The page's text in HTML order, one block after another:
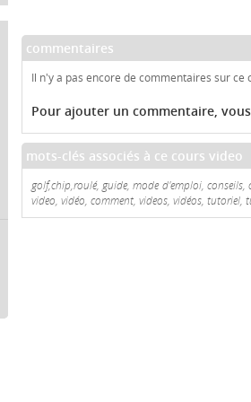
commentaires
Il n'y a pas encore de commentaires sur
Pour ajouter un commentaire,
mots-clés associés à ce cours video
golf,chip,roulé, guide, mode d'emploi, conseils,
video, vidéo, comment, videos, vidéos,